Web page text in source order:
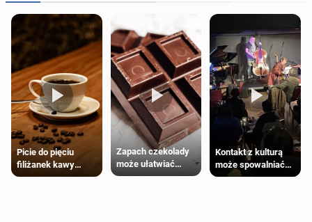
Picie do pięciu
filiżanek kawy
dziennie jest
Zapach czekolady
może ułatwiać
trening siłowy
Kontakt z kulturą
może spowalniać
starzenie